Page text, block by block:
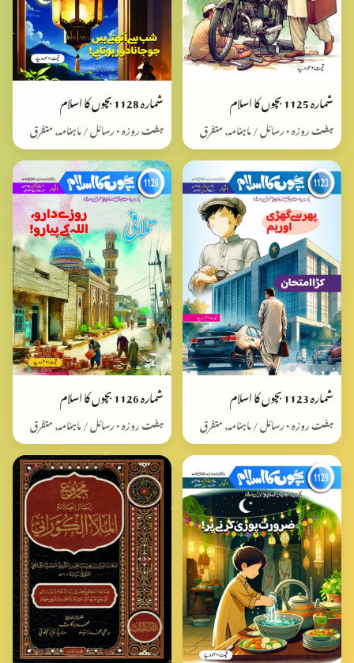
شمارہ 1125 بچوں کا اسلام
ہفت روزہ • رسائل / ماہنامہ, متفرق
شمارہ 1128 بچوں کا اسلام
ہفت روزہ • رسائل / ماہنامہ, متفرق
شمارہ 1123 بچوں کا اسلام
ہفت روزہ • رسائل / ماہنامہ, متفرق
شمارہ 1126 بچوں کا اسلام
ہفت روزہ • رسائل / ماہنامہ, متفرق